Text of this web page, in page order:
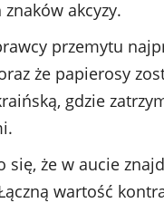
akcyzy.
przemytu
że papierosy
gdzie
się, że w aucie
wartość